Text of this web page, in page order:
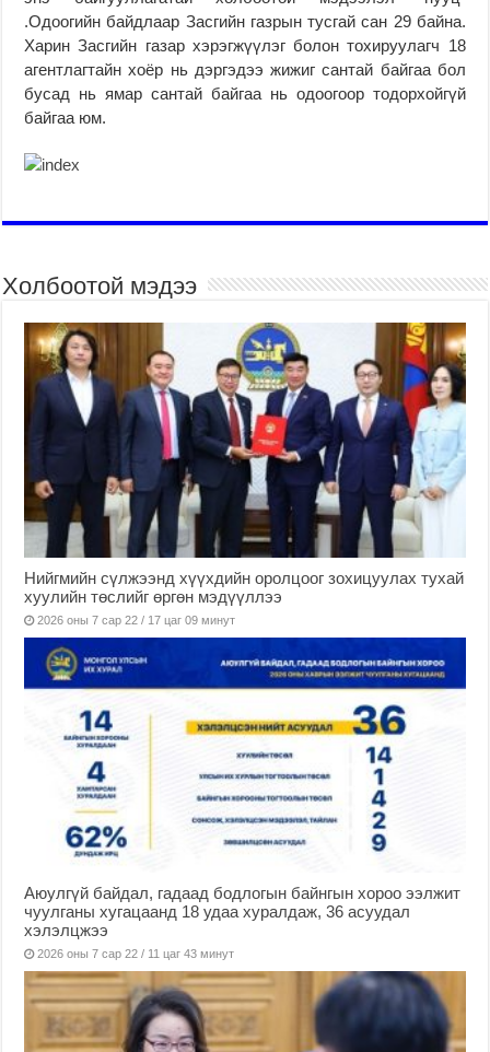
.Одоогийн байдлаар Засгийн газрын тусгай сан 29 байна.
Харин Засгийн газар хэрэгжүүлэг болон тохируулагч 18
агентлагтайн хоёр нь дэргэдээ жижиг сантай байгаа бол
бусад нь ямар сантай байгаа нь одоогоор тодорхойгүй
байгаа юм.
Холбоотой мэдээ
Нийгмийн сүлжээнд хүүхдийн оролцоог зохицуулах тухай
хуулийн төслийг өргөн мэдүүллээ
2026 оны 7 сар 22 / 17 цаг 09 минут
Аюулгүй байдал, гадаад бодлогын байнгын хороо ээлжит
чуулганы хугацаанд 18 удаа хуралдаж, 36 асуудал
хэлэлцжээ
2026 оны 7 сар 22 / 11 цаг 43 минут